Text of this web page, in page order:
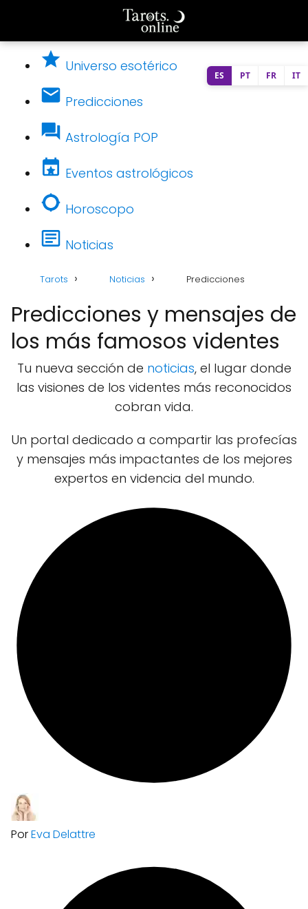
Universo esotérico
Predicciones
Astrología POP
Eventos astrológicos
Horoscopo
Noticias
Tarots Noticias Predicciones
Predicciones y mensajes de
los más famosos videntes
Tu nueva sección de noticias, el lugar donde
las visiones de los videntes más reconocidos
cobran vida.
Un portal dedicado a compartir las profecías
y mensajes más impactantes de los mejores
expertos en videncia del mundo.
PorEva Delattre
ES PT FR IT